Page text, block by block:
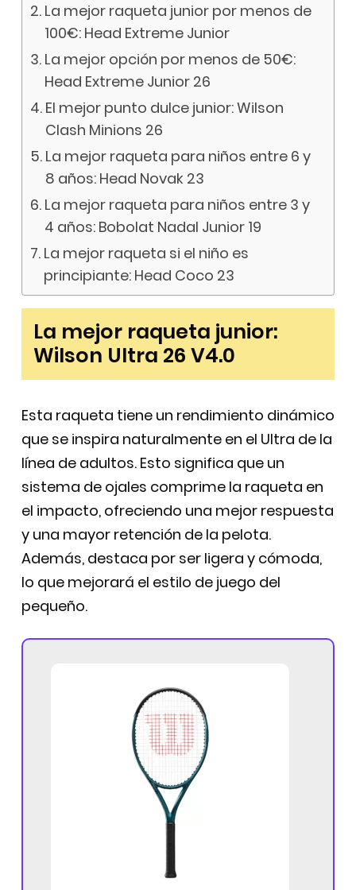
La mejor raqueta junior por menos de
100€: Head Extreme Junior
La mejor opción por menos de 50€:
Head Extreme Junior 26
El mejor punto dulce junior: Wilson
Clash Minions 26
La mejor raqueta para niños entre 6 y
8 años: Head Novak 23
La mejor raqueta para niños entre 3 y
4 años: Bobolat Nadal Junior 19
La mejor raqueta si el niño es
principiante: Head Coco 23
La mejor raqueta junior:
Wilson Ultra 26 V4.0
Esta raqueta tiene un rendimiento dinámico
que se inspira naturalmente en el Ultra de la
línea de adultos. Esto significa que un
sistema de ojales comprime la raqueta en
el impacto, ofreciendo una mejor respuesta
y una mayor retención de la pelota.
Además, destaca por ser ligera y cómoda,
lo que mejorará el estilo de juego del
pequeño.